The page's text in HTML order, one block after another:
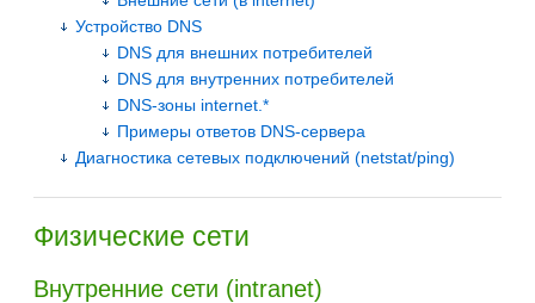
Устройство DNS
DNS для внешних потребителей
DNS для внутренних потребителей
DNS-зоны internet.*
Примеры ответов DNS-сервера
Диагностика сетевых подключений (netstat/ping)
Физические сети
Внутренние сети (intranet)